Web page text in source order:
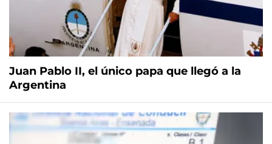
Juan Pablo II, el único papa que llegó a la
Argentina